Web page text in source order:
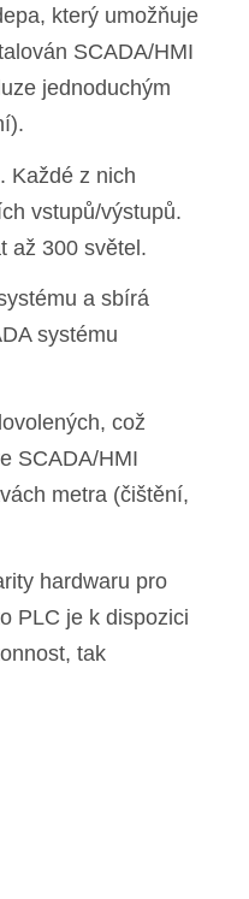
který umožňuje
SCADA/HMI
jednoduchým
Každé z nich
vstupů/výstupů.
až 300 světel.
a sbírá
systému
což
SCADA/HMI
metra (čištění,
hardwaru pro
PLC je k dispozici
tak